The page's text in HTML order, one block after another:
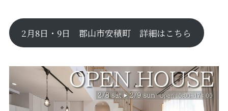
2月8日・9日 郡山市安積町 詳細はこちら